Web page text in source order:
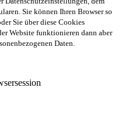
Sie können Ihren Browser so
Sie über diese Cookies
Website funktionieren dann aber
Daten.